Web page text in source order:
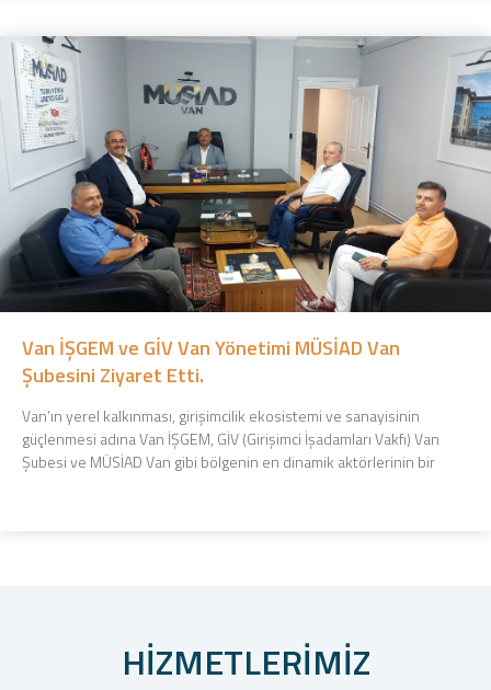
Van İŞGEM ve GİV Van Yönetimi MÜSİAD Van
Şubesini Ziyaret Etti.
Van’ın yerel kalkınması, girişimcilik ekosistemi ve sanayisinin
güçlenmesi adına Van İŞGEM, GİV (Girişimci İşadamları Vakfı) Van
Şubesi ve MÜSİAD Van gibi bölgenin en dinamik aktörlerinin bir
HİZMETLERİMİZ